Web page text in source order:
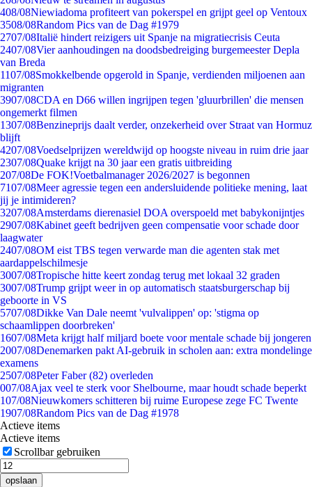
408/08Niewiadoma profiteert van pokerspel en grijpt geel op Ventoux
3508/08Random Pics van de Dag #1979
2707/08Italië hindert reizigers uit Spanje na migratiecrisis Ceuta
2407/08Vier aanhoudingen na doodsbedreiging burgemeester Depla
van Breda
1107/08Smokkelbende opgerold in Spanje, verdienden miljoenen aan
migranten
3907/08CDA en D66 willen ingrijpen tegen 'gluurbrillen' die mensen
ongemerkt filmen
1307/08Benzineprijs daalt verder, onzekerheid over Straat van Hormuz
blijft
4207/08Voedselprijzen wereldwijd op hoogste niveau in ruim drie jaar
2307/08Quake krijgt na 30 jaar een gratis uitbreiding
207/08De FOK!Voetbalmanager 2026/2027 is begonnen
7107/08Meer agressie tegen een andersluidende politieke mening, laat
jij je intimideren?
3207/08Amsterdams dierenasiel DOA overspoeld met babykonijntjes
2907/08Kabinet geeft bedrijven geen compensatie voor schade door
laagwater
2407/08OM eist TBS tegen verwarde man die agenten stak met
aardappelschilmesje
3007/08Tropische hitte keert zondag terug met lokaal 32 graden
3007/08Trump grijpt weer in op automatisch staatsburgerschap bij
geboorte in VS
5707/08Dikke Van Dale neemt 'vulvalippen' op: 'stigma op
schaamlippen doorbreken'
1607/08Meta krijgt half miljard boete voor mentale schade bij jongeren
2007/08Denemarken pakt AI-gebruik in scholen aan: extra mondelinge
examens
2507/08Peter Faber (82) overleden
007/08Ajax veel te sterk voor Shelbourne, maar houdt schade beperkt
107/08Nieuwkomers schitteren bij ruime Europese zege FC Twente
1907/08Random Pics van de Dag #1978
Actieve items
Actieve items
Scrollbar gebruiken
opslaan